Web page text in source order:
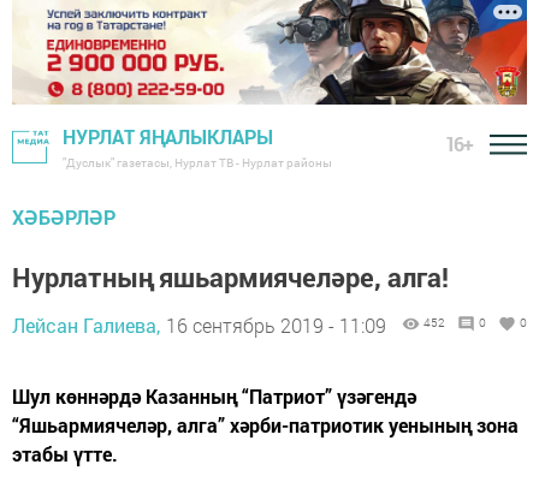
НУРЛАТ ЯҢАЛЫКЛАРЫ
"Дуслык" газетасы, Нурлат ТВ - Нурлат районы
16+
ХӘБӘРЛӘР
Нурлатның яшьармиячеләре, алга!
Лейсан Галиева, 16 сентябрь 2019 - 11:09 452 0 0
Шул көннәрдә Казанның “Патриот” үзәгендә
“Яшьармиячеләр, алга” хәрби-патриотик уенының зона
этабы үтте.